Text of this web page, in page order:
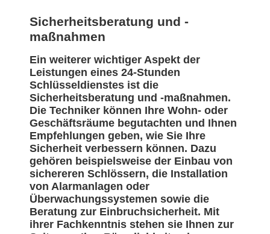
Sicherheitsberatung und -
maßnahmen
Ein weiterer wichtiger Aspekt der
Leistungen eines 24-Stunden
Schlüsseldienstes ist die
Sicherheitsberatung und -maßnahmen.
Die Techniker können Ihre Wohn- oder
Geschäftsräume begutachten und Ihnen
Empfehlungen geben, wie Sie Ihre
Sicherheit verbessern können. Dazu
gehören beispielsweise der Einbau von
sichereren Schlössern, die Installation
von Alarmanlagen oder
Überwachungssystemen sowie die
Beratung zur Einbruchsicherheit. Mit
ihrer Fachkenntnis stehen sie Ihnen zur